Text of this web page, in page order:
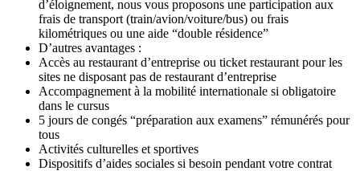
d’éloignement, nous vous proposons une participation aux
frais de transport (train/avion/voiture/bus) ou frais
kilométriques ou une aide “double résidence”
D’autres avantages :
Accès au restaurant d’entreprise ou ticket restaurant pour les
sites ne disposant pas de restaurant d’entreprise
Accompagnement à la mobilité internationale si obligatoire
dans le cursus
5 jours de congés “préparation aux examens” rémunérés pour
tous
Activités culturelles et sportives
Dispositifs d’aides sociales si besoin pendant votre contrat